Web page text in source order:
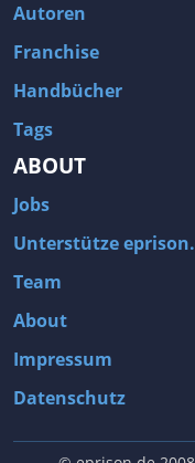
Autoren
Franchise
Handbücher
Tags
ABOUT
Jobs
Unterstütze
Team
About
Impressum
Datenschutz